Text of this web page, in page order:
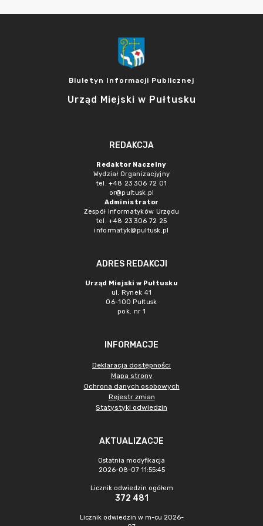
Biuletyn Informacji Publicznej
Urząd Miejski w Pułtusku
REDAKCJA
Redaktor Naczelny
Wydział Organizacjyjny
tel. +48 23 306 72 01
or@pultusk.pl
Administrator
Zespół Informatyków Urzędu
tel. +48 23 306 72 25
informatyk@pultusk.pl
ADRES REDAKCJI
Urząd Miejski w Pułtusku
ul. Rynek 41
06-100 Pułtusk
pok. nr 1
INFORMACJE
Deklaracja dostępności
Mapa strony
Ochrona danych osobowych
Rejestr zmian
Statystyki odwiedzin
AKTUALIZACJE
Ostatnia modyfikacja
2026-08-07 11:55:45
Licznik odwiedzin ogółem
372 481
Licznik odwiedzin w m-cu 2026-